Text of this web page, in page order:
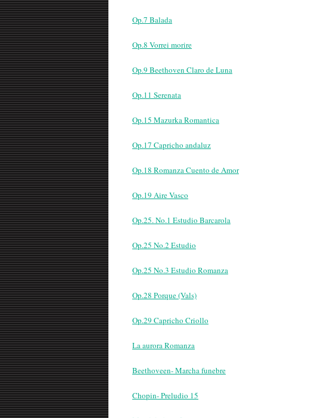
Op.7 Balada
Op.8 Vorrei morire
Op.9 Beethoven Claro de Luna
Op.11 Serenata
Op.15 Mazurka Romantica
Op.17 Capricho andaluz
Op.18 Romanza Cuento de Amor
Op.19 Aire Vasco
Op.25. No.1 Estudio Barcarola
Op.25 No.2 Estudio
Op.25 No.3 Estudio Romanza
Op.28 Porque (Vals)
Op.29 Capricho Criollo
La aurora Romanza
Beethoveen- Marcha funebre
Chopin- Preludio 15